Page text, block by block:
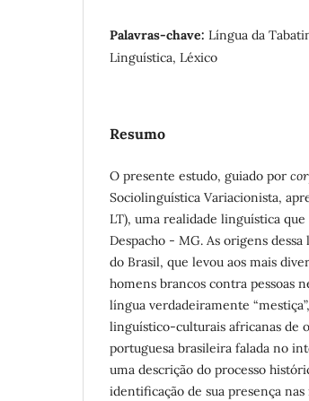
Palavras-chave: Língua da
Linguística, Léxico
Resumo
O presente estudo, guiado por
Sociolinguística Variacionista,
LT), uma realidade linguística
Despacho - MG. As origens
do Brasil, que levou aos mais
homens brancos contra pessoas
língua verdadeiramente “mestiça”,
linguístico-culturais africanas de
portuguesa brasileira falada no
uma descrição do processo
identificação de sua presença